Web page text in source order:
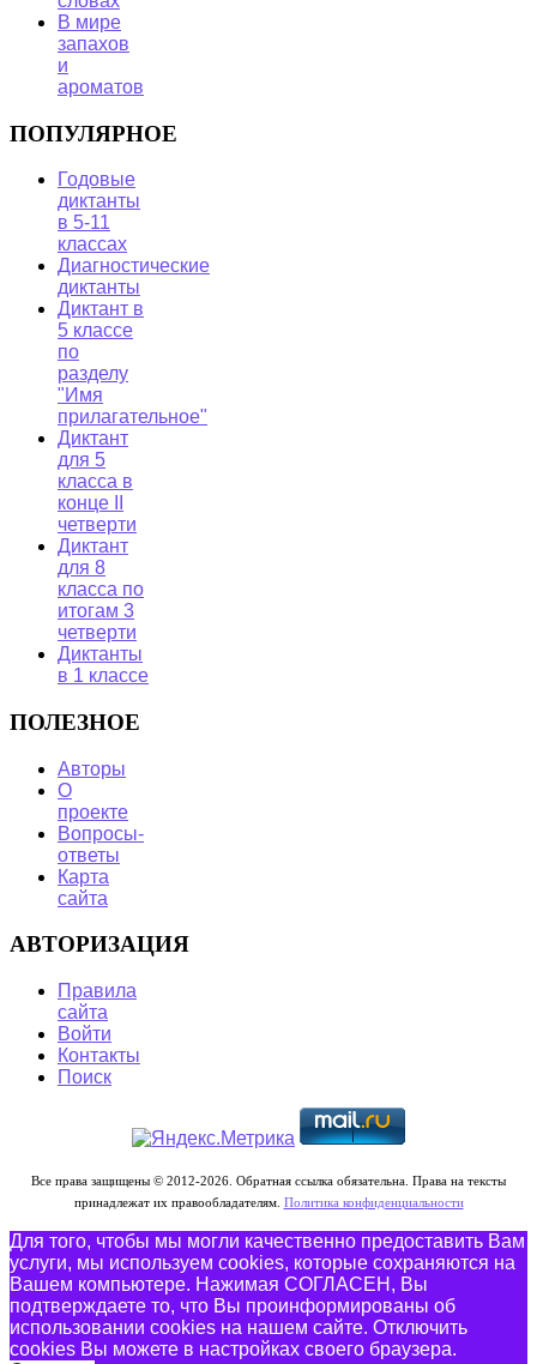
В мире
запахов
и
ароматов
ПОПУЛЯРНОЕ
Годовые
диктанты
в 5-11
классах
Диагностические
диктанты
Диктант в
5 классе
по
разделу
"Имя
прилагательное"
Диктант
для 5
класса в
конце II
четверти
Диктант
для 8
класса по
итогам 3
четверти
Диктанты
в 1 классе
ПОЛЕЗНОЕ
Авторы
О
проекте
Вопросы-
ответы
Карта
сайта
АВТОРИЗАЦИЯ
Правила
сайта
Войти
Контакты
Поиск
Все права защищены © 2012-2026. Обратная ссылка обязательна. Права на тексты
принадлежат их правообладателям. Политика конфиденциальности
Для того, чтобы мы могли качественно предоставить Вам
услуги, мы используем cookies, которые сохраняются на
Вашем компьютере. Нажимая СОГЛАСЕН, Вы
подтверждаете то, что Вы проинформированы об
использовании cookies на нашем сайте. Отключить
cookies Вы можете в настройках своего браузера.